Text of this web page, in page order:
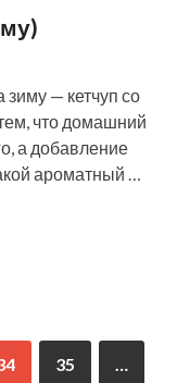
— кетчуп со
что домашний
а добавление
ароматный …
35